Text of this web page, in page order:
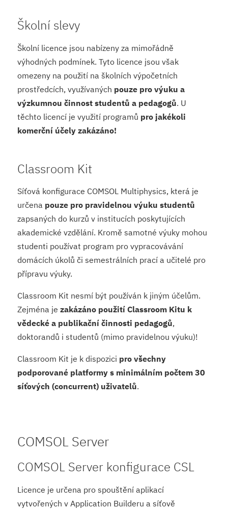
Školní slevy
Školní licence jsou nabízeny za mimořádně
výhodných podmínek. Tyto licence jsou však
omezeny na použití na školních výpočetních
prostředcích, využívaných pouze pro výuku a
výzkumnou činnost studentů a pedagogů. U
těchto licencí je využití programů pro jakékoli
komerční účely zakázáno!
Classroom Kit
Síťová konfigurace COMSOL Multiphysics, která je
určena pouze pro pravidelnou výuku studentů
zapsaných do kurzů v institucích poskytujících
akademické vzdělání. Kromě samotné výuky mohou
studenti používat program pro vypracovávání
domácích úkolů či semestrálních prací a učitelé pro
přípravu výuky.
Classroom Kit nesmí být používán k jiným účelům.
Zejména jezakázáno použití Classroom Kitu k
vědecké a publikační činnosti pedagogů,
doktorandů i studentů (mimo pravidelnou výuku)!
Classroom Kit je k dispozici pro všechny
podporované platformy s minimálním počtem 30
síťových (concurrent) uživatelů.
COMSOL Server
COMSOL Server konfigurace CSL
Licence je určena pro spouštění aplikací
vytvořených v Application Builderu a síťově